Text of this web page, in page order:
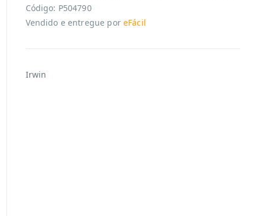
Código: P504790
Vendido e entregue por eFácil
Irwin